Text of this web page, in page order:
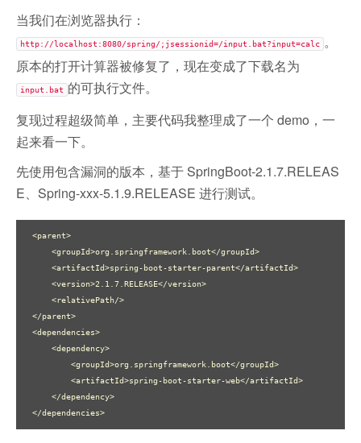
当我们在浏览器执行：
http://localhost:8080/spring/;jsessionid=/input.bat?input=calc
。
原本的打开计算器被修复了，现在变成了下载名为
input.bat
的可执行文件。
复现过程超级简单，主要代码我整理成了一个 demo，一
起来看一下。
先使用包含漏洞的版本，基于 SpringBoot-2.1.7.RELEAS
E、Spring-xxx-5.1.9.RELEASE 进行测试。
<parent>
</parent>
<dependencies>
</dependencies>